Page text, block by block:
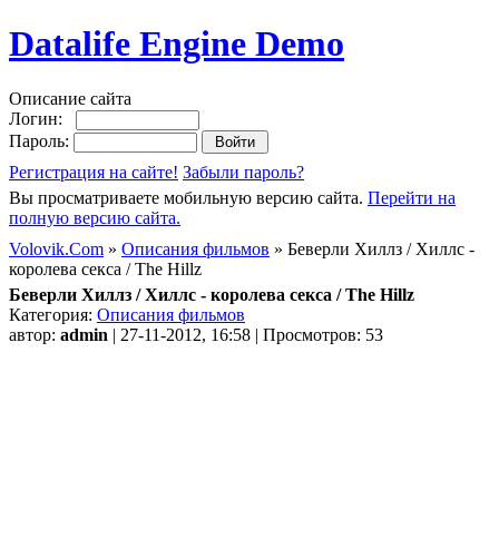
Datalife Engine Demo
Описание сайта
Логин:
Пароль:
Регистрация на сайте! Забыли пароль?
Вы просматриваете мобильную версию сайта. Перейти на
полную версию сайта.
Volovik.Com » Описания фильмов » Беверли Хиллз / Хиллс -
королева секса / The Hillz
Беверли Хиллз / Хиллс - королева секса / The Hillz
Категория: Описания фильмов
автор: admin | 27-11-2012, 16:58 | Просмотров: 53